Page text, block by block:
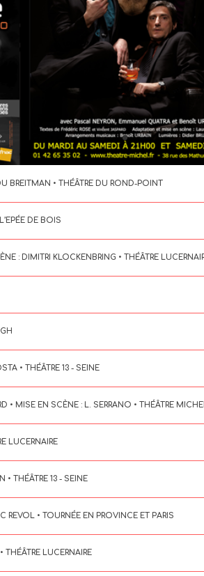
BREITMAN • THÉÂTRE DU ROND-POINT
DE BOIS
: DIMITRI KLOCKENBRING • THÉÂTRE
• THÉÂTRE 13 - SEINE
• MISE EN SCÈNE : L. SERRANO • THÉÂTRE
LUCERNAIRE
• THÉÂTRE 13 - SEINE
• TOURNÉE EN PROVINCE ET PARIS
LUCERNAIRE